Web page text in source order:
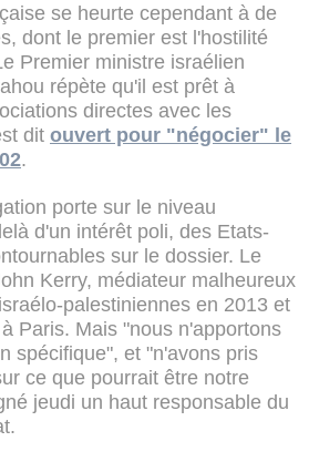
se heurte cependant à de
dont le premier est l'hostilité
Premier ministre israélien
répète qu'il est prêt à
directes avec les
dit ouvert pour "négocier" le
.
porte sur le niveau
d'un intérêt poli, des Etats-
sur le dossier. Le
Kerry, médiateur malheureux
palestiniennes en 2013 et
Paris. Mais "nous n'apportons
spécifique", et "n'avons pris
ce que pourrait être notre
jeudi un haut responsable du